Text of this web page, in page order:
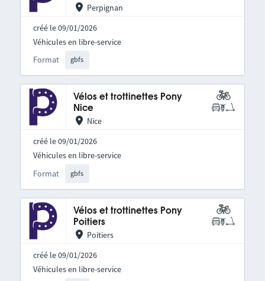
Perpignan
créé le 09/01/2026
Format gbfs
Véhicules en libre-service
Vélos et trottinettes Pony
Nice
Nice
créé le 09/01/2026
Format gbfs
Véhicules en libre-service
Vélos et trottinettes Pony
Poitiers
Poitiers
créé le 09/01/2026
Véhicules en libre-service